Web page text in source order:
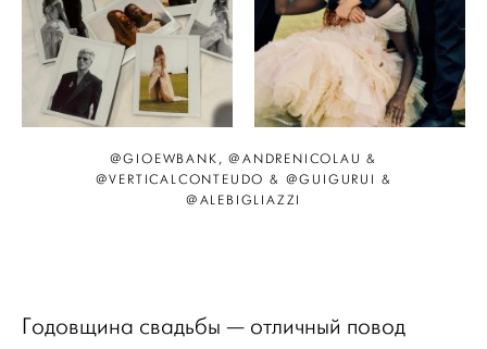
@GIOEWBANK, @ANDRENICOLAU &
@VERTICALCONTEUDO & @GUIGURUI &
@ALEBIGLIAZZI
Годовщина свадьбы — отличный повод